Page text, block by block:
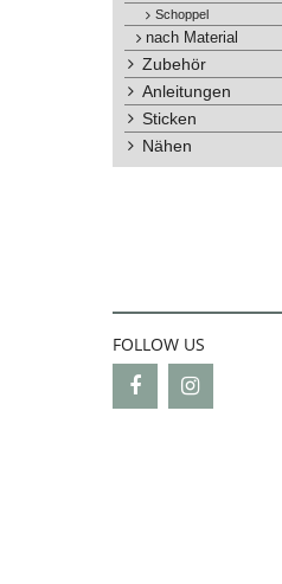
Schoppel
nach Material
Zubehör
Anleitungen
Sticken
Nähen
FOLLOW US